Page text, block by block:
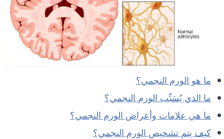
ما هو الورم النجمي؟
ما الذي يُسَبِّب الورم النجمي؟
ما هي علامات وأعراض الورم النجمي؟
كيف يتم تشخيص الورم النجمي؟